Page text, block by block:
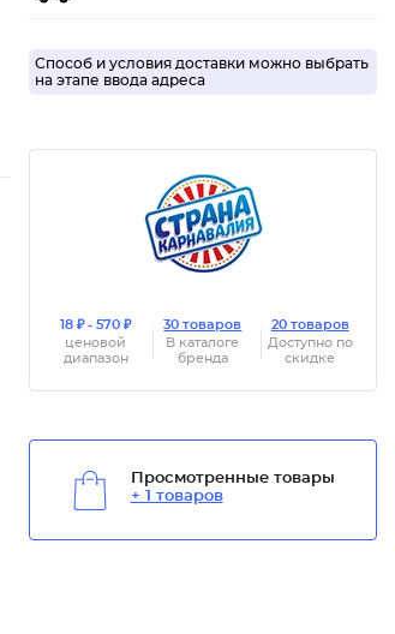
Способ и условия доставки можно выбрать
на этапе ввода адреса
18 ₽ - 570 ₽
ценовой
диапазон
30 товаров
В каталоге
бренда
20 товаров
Доступно по
скидке
Просмотренные товары
+ 1 товаров